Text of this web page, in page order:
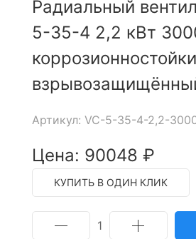
Радиальный
5-35-4 2,2 кВт
Артикул: VC-5-35-4-2,2-
Цена: 90048 ₽
КУПИТЬ В ОДИН КЛИК
1